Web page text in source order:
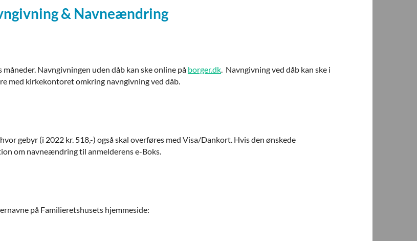
& Navneændring
Navngivningen uden dåb kan ske online på borger.dk. Navngivning ved dåb kan ske i
med kirkekontoret omkring navngivning ved dåb.
gebyr (i 2022 kr. 518,-) også skal overføres med Visa/Dankort. Hvis den ønskede
om navneændring til anmelderens e-Boks.
på Familieretshusets hjemmeside: